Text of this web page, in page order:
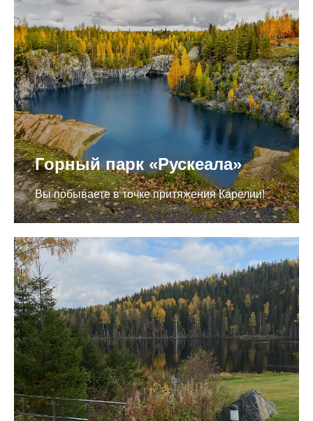
Горный парк «Рускеала»
Вы побываете в точке притяжения Карелии!